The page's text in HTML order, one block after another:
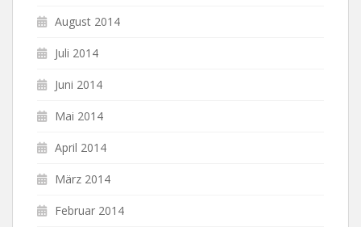
August 2014
Juli 2014
Juni 2014
Mai 2014
April 2014
März 2014
Februar 2014